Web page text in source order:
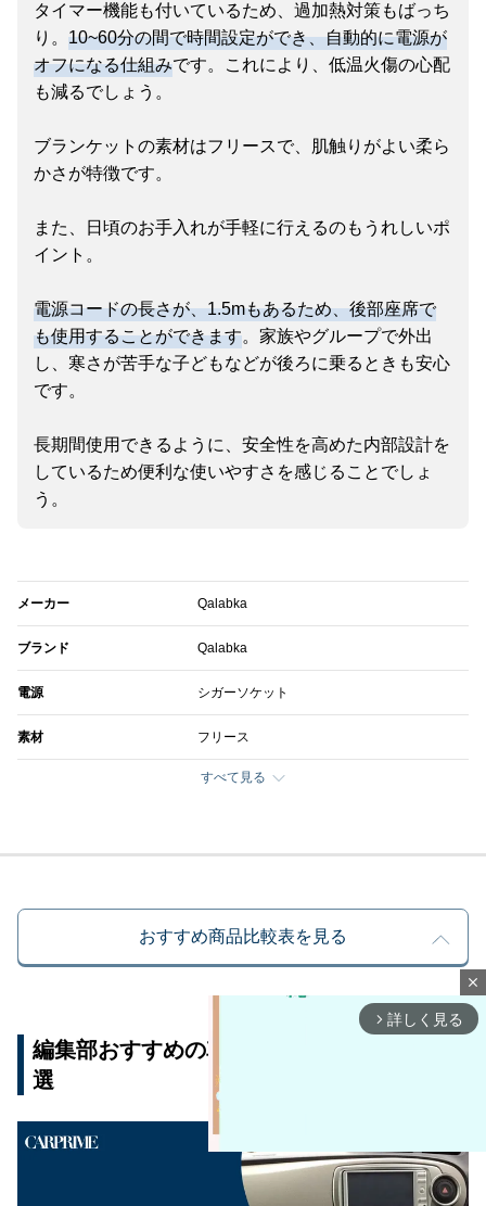
タイマー機能も付いているため、過加熱対策もばっち
り。 10~60分の間で時間設定ができ、自動的に電源が
オフになる仕組みです。これにより、低温火傷の心配
も減るでしょう。
ブランケットの素材はフリースで、肌触りがよい柔ら
かさが特徴です。
また、日頃のお手入れが手軽に行えるのもうれしいポ
イント。
電源コードの長さが、1.5mもあるため、後部座席で
も使用することができます。家族やグループで外出
し、寒さが苦手な子どもなどが後ろに乗るときも安心
です。
長期間使用できるように、安全性を高めた内部設計を
しているため便利な使いやすさを感じることでしょ
う。
メーカー Qalabka
ブランド Qalabka
電源 シガーソケット
素材 フリース
すべて見る
おすすめ商品比較表を見る
編集部おすすめの車用ホットブランケット7
選
close
arrow_forward_ios 詳しく見る